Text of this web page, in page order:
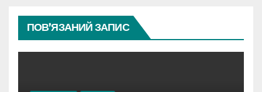
ПОВ’ЯЗАНИЙ ЗАПИС